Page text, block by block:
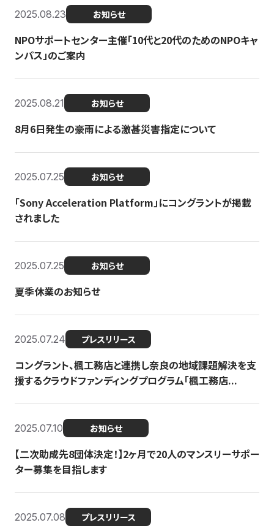
2025.08.23 お知らせ
NPOサポートセンター主催「10代と20代のためのNPOキャ
ンパス」のご案内
2025.08.21 お知らせ
8月6日発生の豪雨による激甚災害指定について
2025.07.25 お知らせ
「Sony Acceleration Platform」にコングラントが掲載
されました
2025.07.25 お知らせ
夏季休業のお知らせ
2025.07.24 プレスリリース
コングラント、楓工務店と連携し奈良の地域課題解決を支
援するクラウドファンディングプログラム「楓工務店...
2025.07.10 お知らせ
【二次助成先8団体決定！】2ヶ月で20人のマンスリーサポー
ター募集を目指します
2025.07.08 プレスリリース